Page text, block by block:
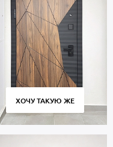
ХОЧУ ТАКУЮ ЖЕ